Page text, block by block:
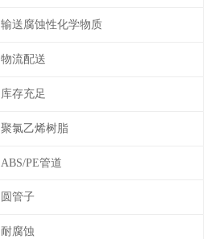
输送腐蚀性化学物质
物流配送
库存充足
聚氯乙烯树脂
ABS/PE管道
圆管子
耐腐蚀